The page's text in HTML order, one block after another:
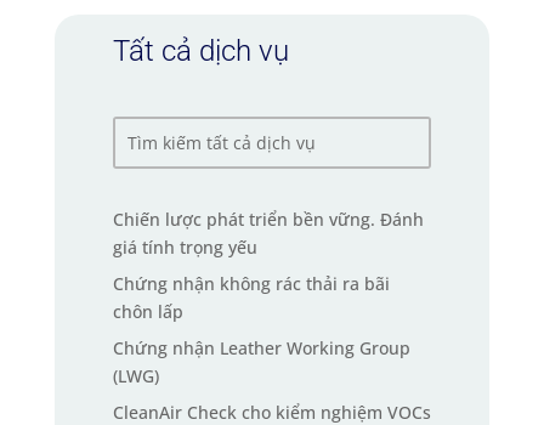
Tất cả dịch vụ
Chiến lược phát triển bền vững. Đánh
giá tính trọng yếu
Chứng nhận không rác thải ra bãi
chôn lấp
Chứng nhận Leather Working Group
(LWG)
CleanAir Check cho kiểm nghiệm VOCs